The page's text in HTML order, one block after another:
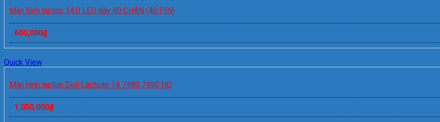
Màn hình laptop 14.0 LED dày 40 CHÂN (40 PIN)
600,000₫
Quick View
Màn hình laptop Dell Latitude 14 7480 7490 HD
1,050,000₫